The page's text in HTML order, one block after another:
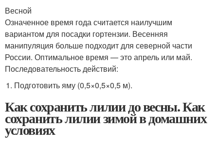
Весной
Означенное время года считается наилучшим
вариантом для посадки гортензии. Весенняя
манипуляция больше подходит для северной части
России. Оптимальное время — это апрель или май.
Последовательность действий:
Подготовить яму (0,5×0,5×0,5 м).
Как сохранить лилии до весны. Как
сохранить лилии зимой в домашних
условиях